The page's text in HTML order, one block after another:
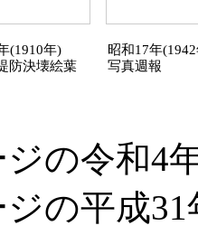
(1910年)
防決壊絵葉
昭和17年
写真週報
の令和4
の平成31